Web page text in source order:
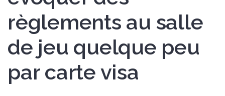
règlements au salle
de jeu quelque peu
par carte visa